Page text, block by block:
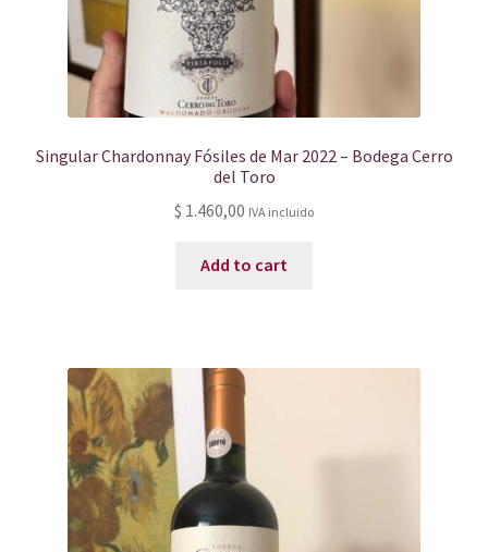
Singular Chardonnay Fósiles de Mar 2022 – Bodega Cerro
del Toro
$ 1.460,00 IVA incluido
Add to cart